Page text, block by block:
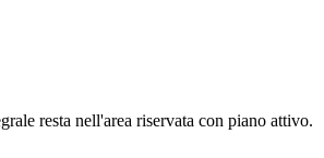
resta nell'area riservata con piano attivo.